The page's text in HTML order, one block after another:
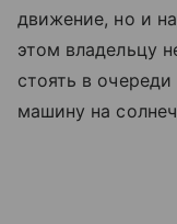
движение, но и
этом владельцу
стоять в очереди
машину на